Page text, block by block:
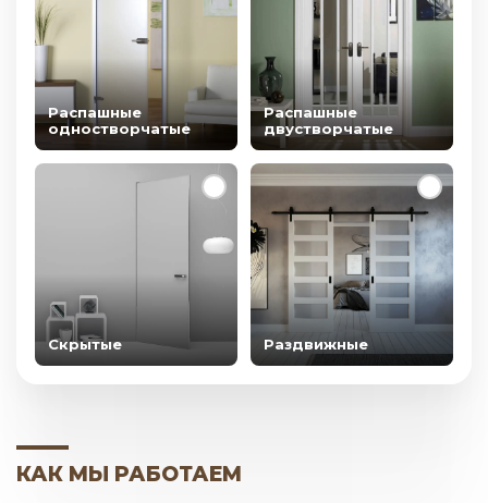
Распашные
одностворчатые
Распашные
двустворчатые
Скрытые Раздвижные
КАК МЫ РАБОТАЕМ